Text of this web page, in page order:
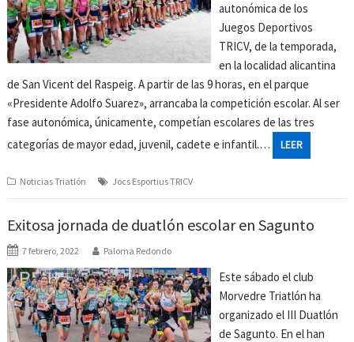
autonómica de los
Juegos Deportivos
TRICV, de la temporada,
en la localidad alicantina
de San Vicent del Raspeig. A partir de las 9 horas, en el parque
«Presidente Adolfo Suarez», arrancaba la competición escolar. Al ser
fase autonómica, únicamente, competían escolares de las tres
categorías de mayor edad, juvenil, cadete e infantil.…
LEER
Noticias Triatlón Jocs Esportius TRICV
Exitosa jornada de duatlón escolar en Sagunto
7 febrero, 2022 Paloma Redondo
Este sábado el club
Morvedre Triatlón ha
organizado el III Duatlón
de Sagunto. En el han